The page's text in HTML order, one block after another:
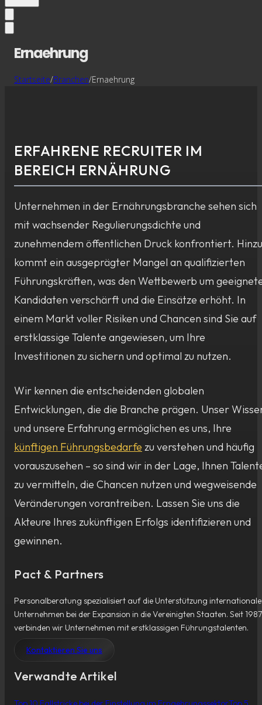
Ernaehrung
Startseite/Branchen/Ernaehrung
ERFAHRENE RECRUITER IM
BEREICH ERNÄHRUNG
Unternehmen in der Ernährungsbranche sehen sich
mit wachsender Regulierungsdichte und
zunehmendem öffentlichen Druck konfrontiert. Hinzu
kommt ein ausgeprägter Mangel an qualifizierten
Führungskräften, was den Wettbewerb um
Kandidaten verschärft und die Einsätze erhöht. In
einem Markt voller Risiken und Chancen sind Sie auf
erstklassige Talente angewiesen, um Ihre
Investitionen zu sichern und optimal zu nutzen.
Wir kennen die entscheidenden globalen
Entwicklungen, die die Branche prägen. Unser
und unsere Erfahrung ermöglichen es uns, Ihre
künftigen Führungsbedarfe zu verstehen und häufig
vorauszusehen – so sind wir in der Lage, Ihnen
zu vermitteln, die Chancen nutzen und wegweisende
Veränderungen vorantreiben. Lassen Sie uns die
Akteure Ihres zukünftigen Erfolgs identifizieren und
gewinnen.
Pact & Partners
Personalberatung spezialisiert auf die Unterstützung
Unternehmen bei der Expansion in die Vereinigten Staaten. Seit 1987
verbinden wir Unternehmen mit erstklassigen Führungstalenten.
Kontaktieren Sie uns
Verwandte Artikel